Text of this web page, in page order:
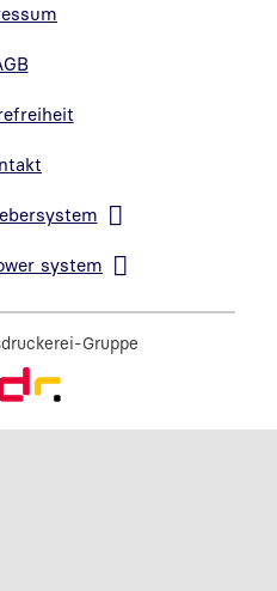
system
Gruppe